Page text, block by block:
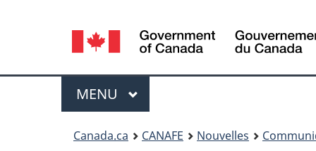
Sélection
de
la
langue
Menu
MENU PRINCIPAL
Canada.ca CANAFE Nouvelles